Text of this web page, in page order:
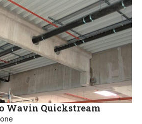
Wavin Quickstream